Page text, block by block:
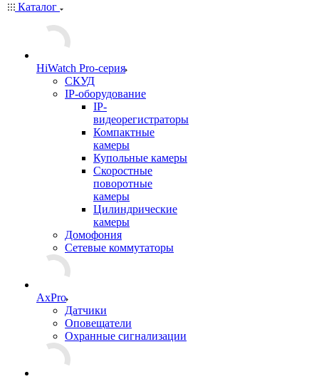
Каталог
HiWatch Pro-серия
CКУД
IP-оборудование
IP-
видеорегистраторы
Компактные
камеры
Купольные камеры
Скоростные
поворотные
камеры
Цилиндрические
камеры
Домофония
Сетевые коммутаторы
AxPro
Датчики
Оповещатели
Охранные сигнализации